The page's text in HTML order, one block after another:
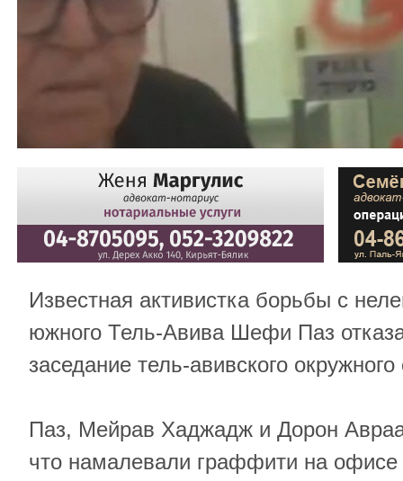
Известная активистка борьбы с
южного Тель-Авива Шефи Паз
заседание тель-авивского
Паз, Мейрав Хаджадж и Дорон
что намалевали граффити на офисе